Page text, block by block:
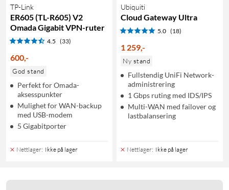
TP-Link
ER605 (TL-R605) V2
Omada Gigabit VPN-ruter
4.5 (33)
600,-
God stand
Perfekt for Omada-
aksesspunkter
Mulighet for WAN-backup
med USB-modem
5 Gigabitporter
Nettlager: Ikke på lager
Ubiquiti
Cloud Gateway Ultra
5.0 (18)
1 259,-
Ny stand
Fullstendig UniFi Network-
administrering
1 Gbps ruting med IDS/IPS
Multi-WAN med failover og
lastbalansering
Nettlager: Ikke på lager